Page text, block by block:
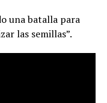
una batalla para
las semillas”.